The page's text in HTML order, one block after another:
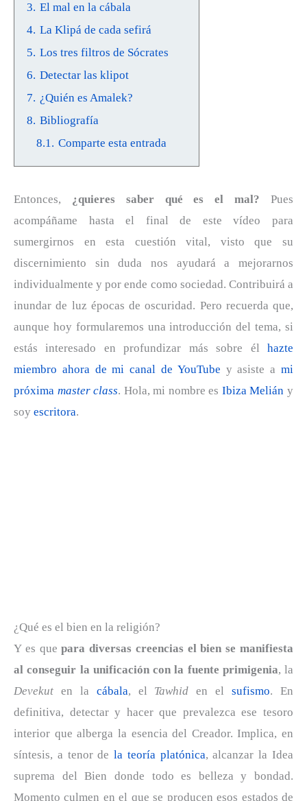
3. El mal en la cábala
4. La Klipá de cada sefirá
5. Los tres filtros de Sócrates
6. Detectar las klipot
7. ¿Quién es Amalek?
8. Bibliografía
8.1. Comparte esta entrada
Entonces, ¿quieres saber qué es el mal? Pues
acompáñame hasta el final de este vídeo para
sumergirnos en esta cuestión vital, visto que su
discernimiento sin duda nos ayudará a mejorarnos
individualmente y por ende como sociedad. Contribuirá a
inundar de luz épocas de oscuridad. Pero recuerda que,
aunque hoy formularemos una introducción del tema, si
estás interesado en profundizar más sobre él hazte
miembro ahora de mi canal de YouTube y asiste ami
próxima master class. Hola, mi nombre es Ibiza Melián y
soy escritora.
¿Qué es el bien en la religión?
Y es quepara diversas creencias el bien se manifiesta
al conseguir la unificación con la fuente primigenia, la
Devekut en la cábala, el Tawhid en elsufismo. En
definitiva, detectar y hacer que prevalezca ese tesoro
interior que alberga la esencia del Creador. Implica, en
síntesis, a tenor dela teoría platónica, alcanzar la Idea
suprema del Bien donde todo es belleza y bondad.
Momento culmen en el que se producen esos estados de